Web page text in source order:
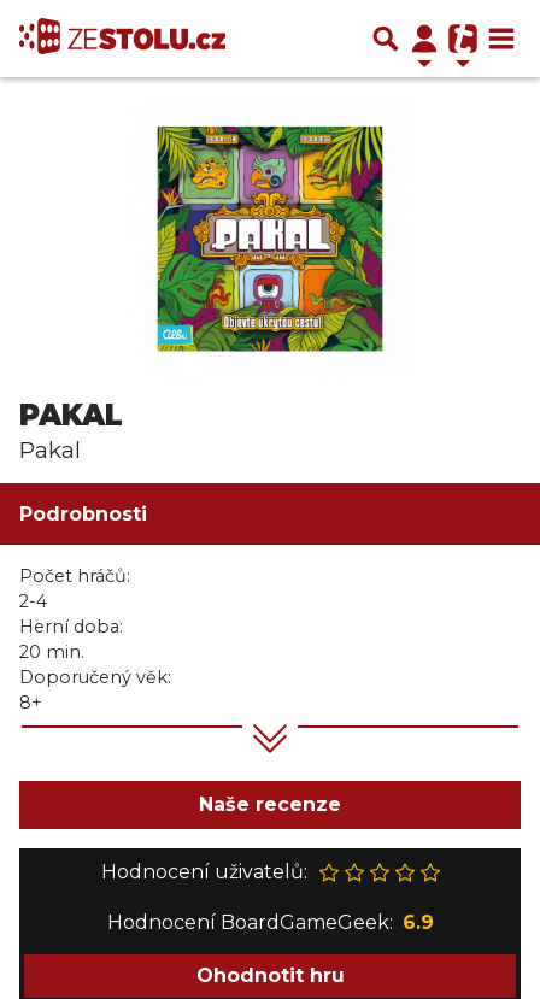
PAKAL
Pakal
Podrobnosti
Počet hráčů:
2-4
Herní doba:
20 min.
Doporučený věk:
8+
Naše recenze
Hodnocení uživatelů:
Hodnocení BoardGameGeek: 6.9
Ohodnotit hru